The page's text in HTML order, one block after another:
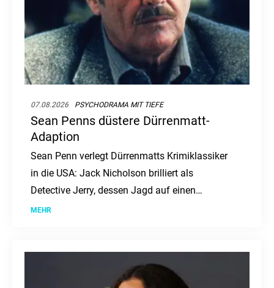
07.08.2026 PSYCHODRAMA MIT TIEFE
Sean Penns düstere Dürrenmatt-
Adaption
Sean Penn verlegt Dürrenmatts Krimiklassiker
in die USA: Jack Nicholson brilliert als
Detective Jerry, dessen Jagd auf einen
Serienmörder zur Obsession wird. Ein düsteres
MEHR